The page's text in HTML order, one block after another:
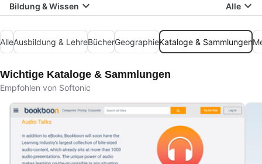
Bildung & Wissen Alle
AlleAusbildung & LehreBücherGeographieKataloge & Sammlungen
Wichtige Kataloge & Sammlungen
Empfohlen von Softonic